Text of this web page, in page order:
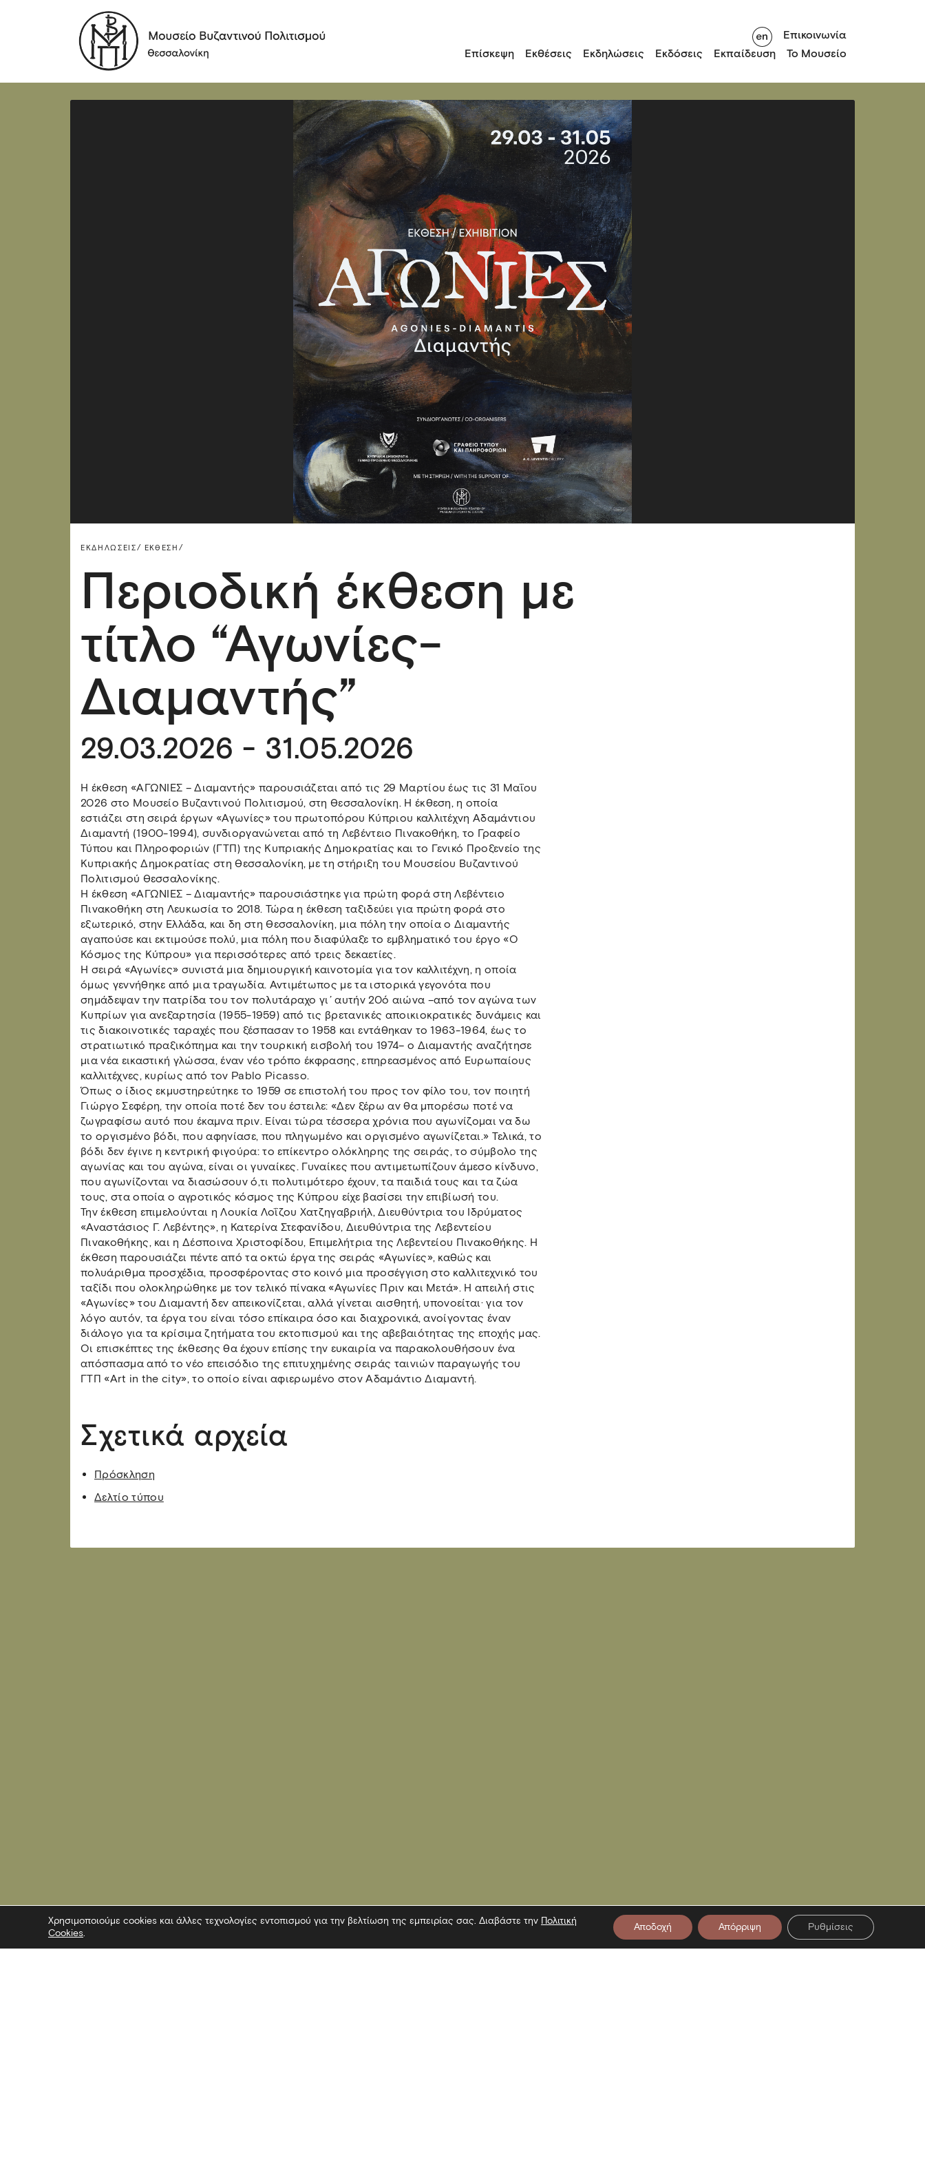
Επίσκεψη Εκθέσεις Εκδηλώσεις Εκδόσεις Εκπαίδευση Το Μουσείο
Επικοινωνία
ΕΚΔΗΛΏΣΕΙΣ/ ΈΚΘΕΣΗ/
Περιοδική έκθεση με
τίτλο “Αγωνίες-
Διαμαντής”
29.03.2026 - 31.05.2026
Η έκθεση «ΑΓΩΝΙΕΣ – Διαμαντής» παρουσιάζεται από τις 29 Μαρτίου έως τις 31 Μαΐου
2026 στο Μουσείο Βυζαντινού Πολιτισμού, στη Θεσσαλονίκη. Η έκθεση, η οποία
εστιάζει στη σειρά έργων «Αγωνίες» του πρωτοπόρου Κύπριου καλλιτέχνη Αδαμάντιου
Διαμαντή (1900-1994), συνδιοργανώνεται από τη Λεβέντειο Πινακοθήκη, το Γραφείο
Τύπου και Πληροφοριών (ΓΤΠ) της Κυπριακής Δημοκρατίας και το Γενικό Προξενείο της
Κυπριακής Δημοκρατίας στη Θεσσαλονίκη, με τη στήριξη του Μουσείου Βυζαντινού
Πολιτισμού Θεσσαλονίκης.
Η έκθεση «ΑΓΩΝΙΕΣ – Διαμαντής» παρουσιάστηκε για πρώτη φορά στη Λεβέντειο
Πινακοθήκη στη Λευκωσία το 2018. Τώρα η έκθεση ταξιδεύει για πρώτη φορά στο
εξωτερικό, στην Ελλάδα, και δη στη Θεσσαλονίκη, μια πόλη την οποία ο Διαμαντής
αγαπούσε και εκτιμούσε πολύ, μια πόλη που διαφύλαξε το εμβληματικό του έργο «Ο
Κόσμος της Κύπρου» για περισσότερες από τρεις δεκαετίες.
Η σειρά «Αγωνίες» συνιστά μια δημιουργική καινοτομία για τον καλλιτέχνη, η οποία
όμως γεννήθηκε από μια τραγωδία. Αντιμέτωπος με τα ιστορικά γεγονότα που
σημάδεψαν την πατρίδα του τον πολυτάραχο γι’ αυτήν 20ό αιώνα –από τον αγώνα των
Κυπρίων για ανεξαρτησία (1955-1959) από τις βρετανικές αποικιοκρατικές δυνάμεις και
τις διακοινοτικές ταραχές που ξέσπασαν το 1958 και εντάθηκαν το 1963-1964, έως το
στρατιωτικό πραξικόπημα και την τουρκική εισβολή του 1974– ο Διαμαντής αναζήτησε
μια νέα εικαστική γλώσσα, έναν νέο τρόπο έκφρασης, επηρεασμένος από Ευρωπαίους
καλλιτέχνες, κυρίως από τον Pablo Picasso.
Όπως ο ίδιος εκμυστηρεύτηκε το 1959 σε επιστολή του προς τον φίλο του, τον ποιητή
Γιώργο Σεφέρη, την οποία ποτέ δεν του έστειλε: «Δεν ξέρω αν θα μπορέσω ποτέ να
ζωγραφίσω αυτό που έκαμνα πριν. Είναι τώρα τέσσερα χρόνια που αγωνίζομαι να δω
το οργισμένο βόδι, που αφηνίασε, που πληγωμένο και οργισμένο αγωνίζεται.» Τελικά, το
βόδι δεν έγινε η κεντρική φιγούρα: το επίκεντρο ολόκληρης της σειράς, το σύμβολο της
αγωνίας και του αγώνα, είναι οι γυναίκες. Γυναίκες που αντιμετωπίζουν άμεσο κίνδυνο,
που αγωνίζονται να διασώσουν ό,τι πολυτιμότερο έχουν, τα παιδιά τους και τα ζώα
τους, στα οποία ο αγροτικός κόσμος της Κύπρου είχε βασίσει την επιβίωσή του.
Την έκθεση επιμελούνται η Λουκία Λοΐζου Χατζηγαβριήλ, Διευθύντρια του Ιδρύματος
«Αναστάσιος Γ. Λεβέντης», η Κατερίνα Στεφανίδου, Διευθύντρια της Λεβεντείου
Πινακοθήκης, και η Δέσποινα Χριστοφίδου, Επιμελήτρια της Λεβεντείου Πινακοθήκης. Η
έκθεση παρουσιάζει πέντε από τα οκτώ έργα της σειράς «Αγωνίες», καθώς και
πολυάριθμα προσχέδια, προσφέροντας στο κοινό μια προσέγγιση στο καλλιτεχνικό του
ταξίδι που ολοκληρώθηκε με τον τελικό πίνακα «Αγωνίες Πριν και Μετά». Η απειλή στις
«Αγωνίες» του Διαμαντή δεν απεικονίζεται, αλλά γίνεται αισθητή, υπονοείται· για τον
λόγο αυτόν, τα έργα του είναι τόσο επίκαιρα όσο και διαχρονικά, ανοίγοντας έναν
διάλογο για τα κρίσιμα ζητήματα του εκτοπισμού και της αβεβαιότητας της εποχής μας.
Οι επισκέπτες της έκθεσης θα έχουν επίσης την ευκαιρία να παρακολουθήσουν ένα
απόσπασμα από το νέο επεισόδιο της επιτυχημένης σειράς ταινιών παραγωγής του
ΓΤΠ «Art in the city», το οποίο είναι αφιερωμένο στον Αδαμάντιο Διαμαντή.
Σχετικά αρχεία
Πρόσκληση
Δελτίο τύπου
Χρησιμοποιούμε cookies και άλλες τεχνολογίες εντοπισμού για την βελτίωση της εμπειρίας σας. Διαβάστε την Πολιτική
Cookies.
Αποδοχή Απόρριψη Ρυθμίσεις